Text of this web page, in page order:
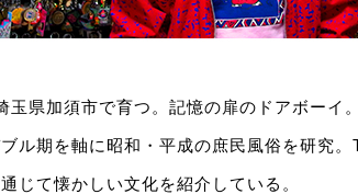
県加須市で育つ。記憶の扉のドアボーイ。
ル期を軸に昭和・平成の庶民風俗を研究
じて懐かしい文化を紹介している。